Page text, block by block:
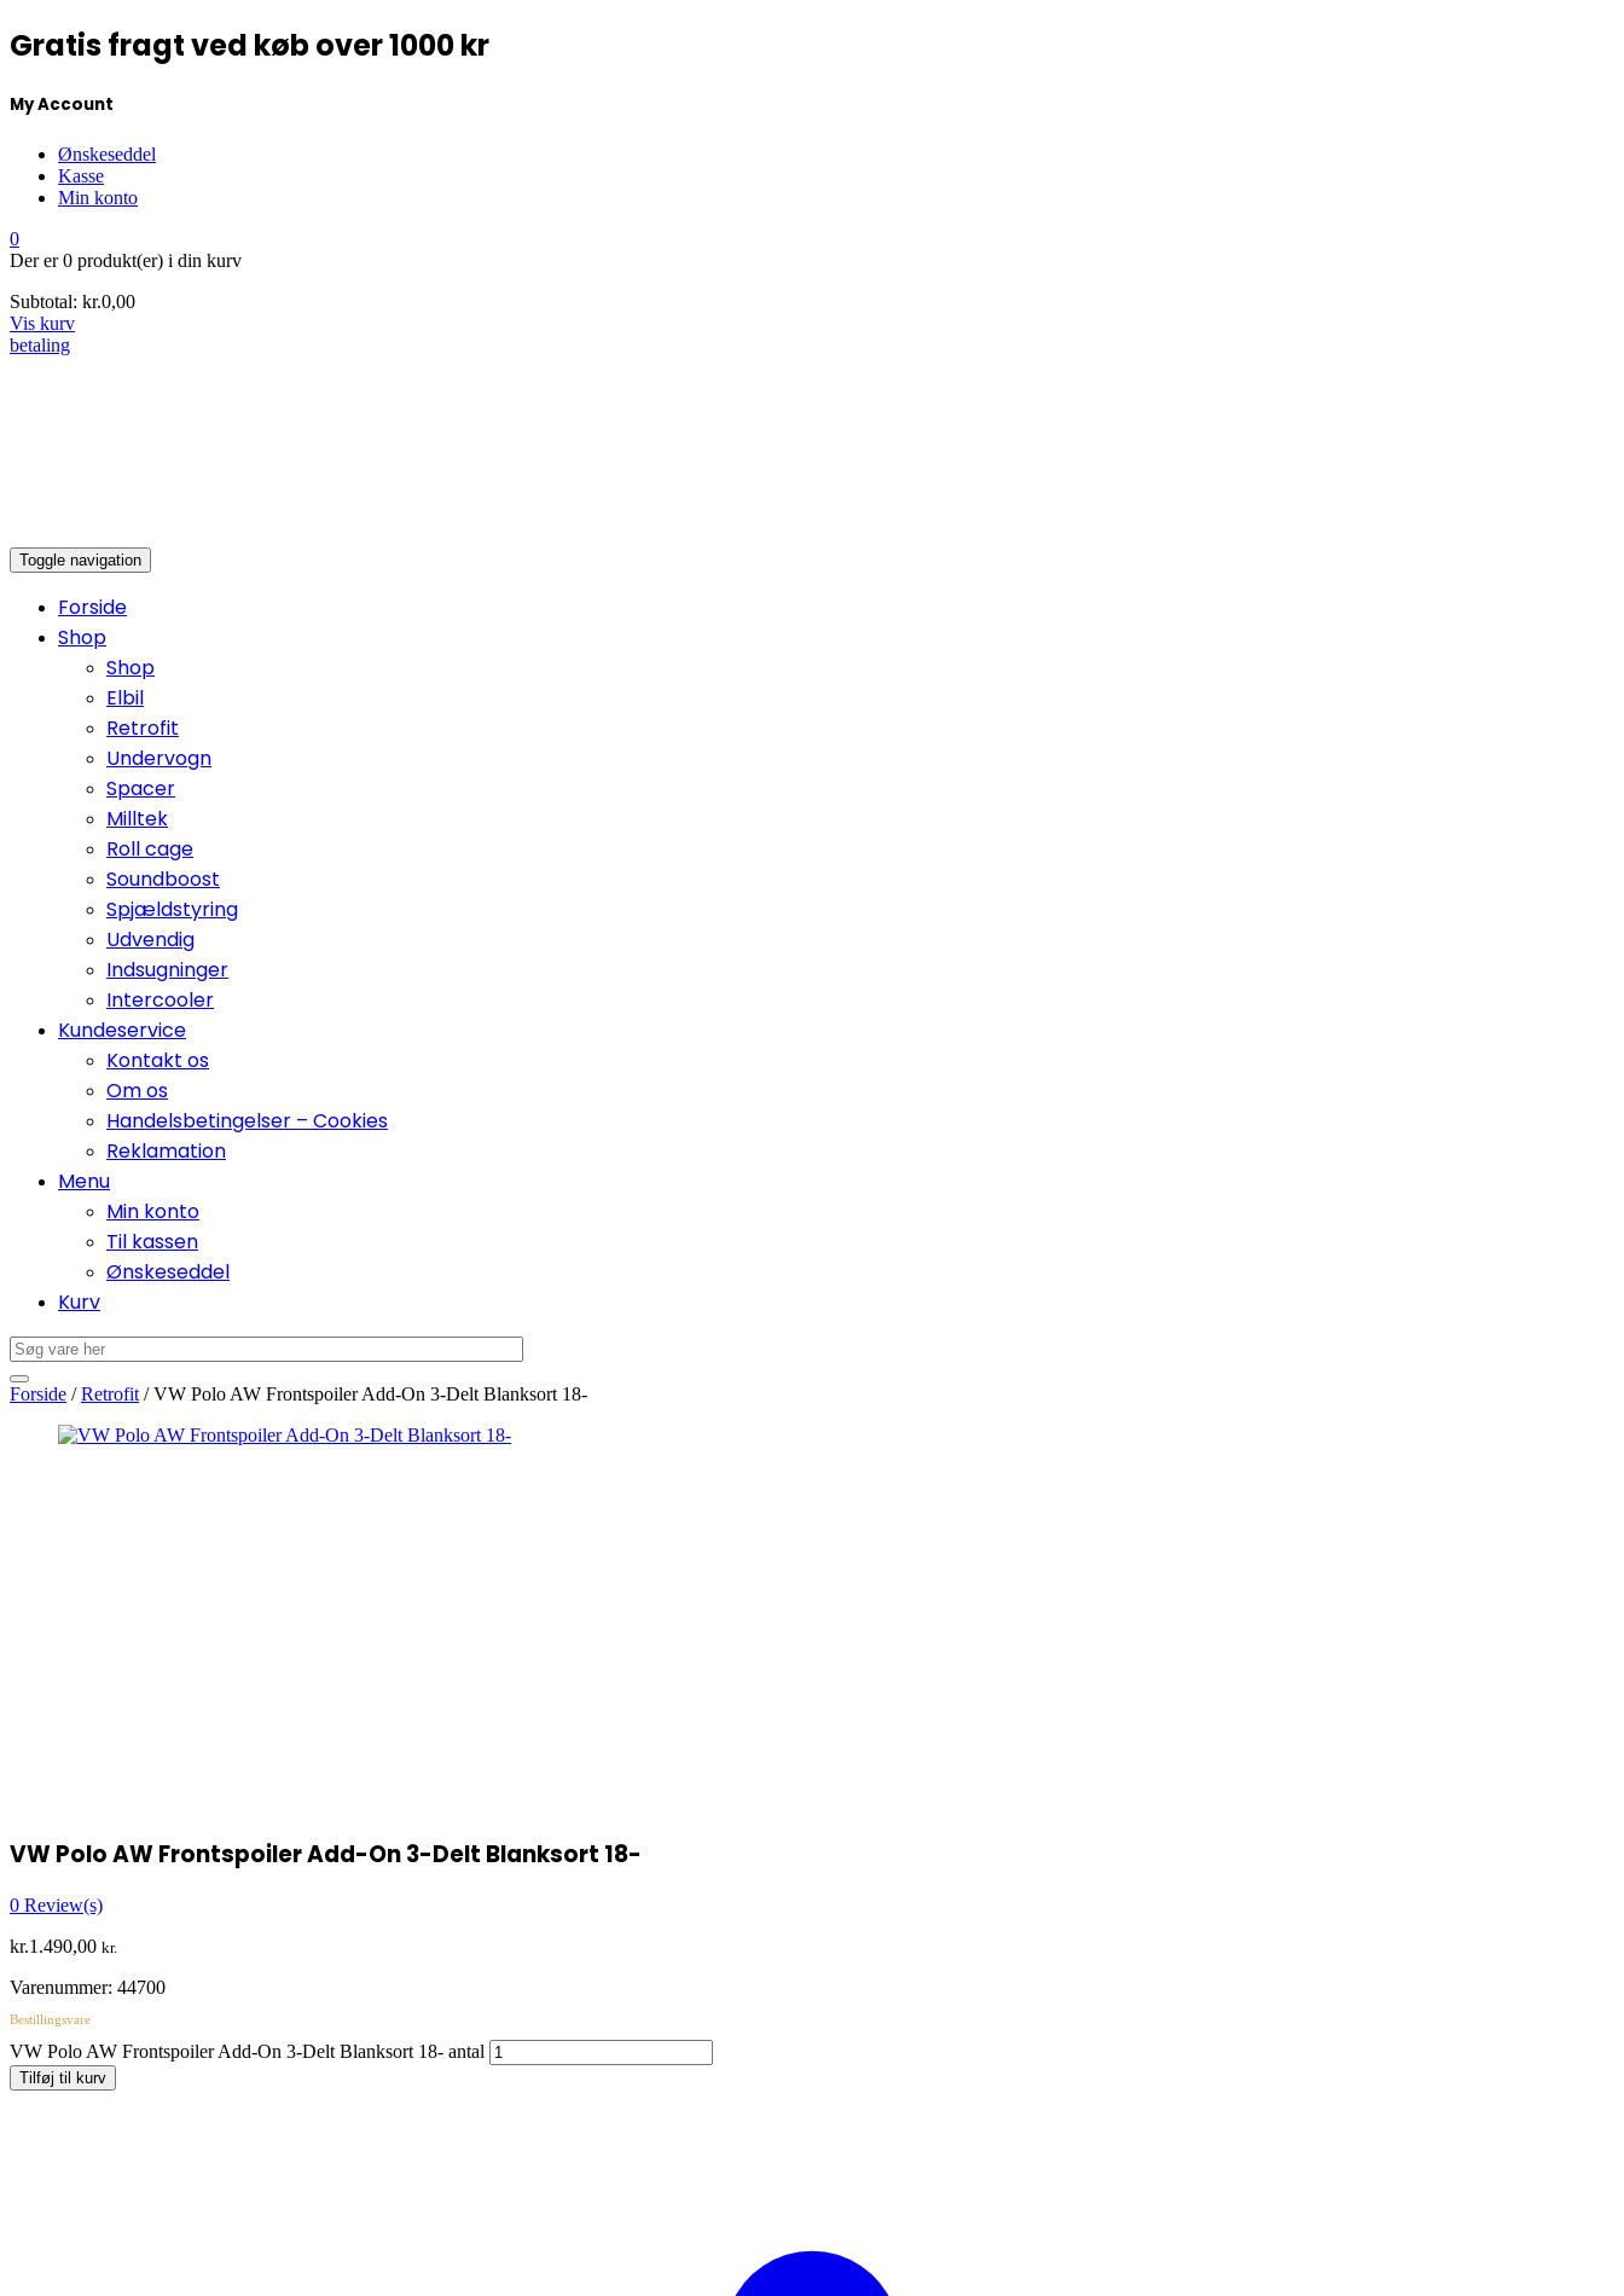
Gratis fragt ved køb over 1000 kr
My Account
Ønskeseddel
Kasse
Min konto
0
Der er0 produkt(er) i din kurv
Subtotal: kr.0,00
Vis kurv
betaling
Toggle navigation
Forside
Shop
Shop
Elbil
Retrofit
Undervogn
Spacer
Milltek
Roll cage
Soundboost
Spjældstyring
Udvendig
Indsugninger
Intercooler
Kundeservice
Kontakt os
Om os
Handelsbetingelser – Cookies
Reklamation
Menu
Min konto
Til kassen
Ønskeseddel
Kurv
Forside /Retrofit / VW Polo AW Frontspoiler Add-On 3-Delt Blanksort 18-
VW Polo AW Frontspoiler Add-On 3-Delt Blanksort 18-
0 Review(s)
kr.1.490,00 kr.
Varenummer: 44700
Bestillingsvare
VW Polo AW Frontspoiler Add-On 3-Delt Blanksort 18- antal
Tilføj til kurv